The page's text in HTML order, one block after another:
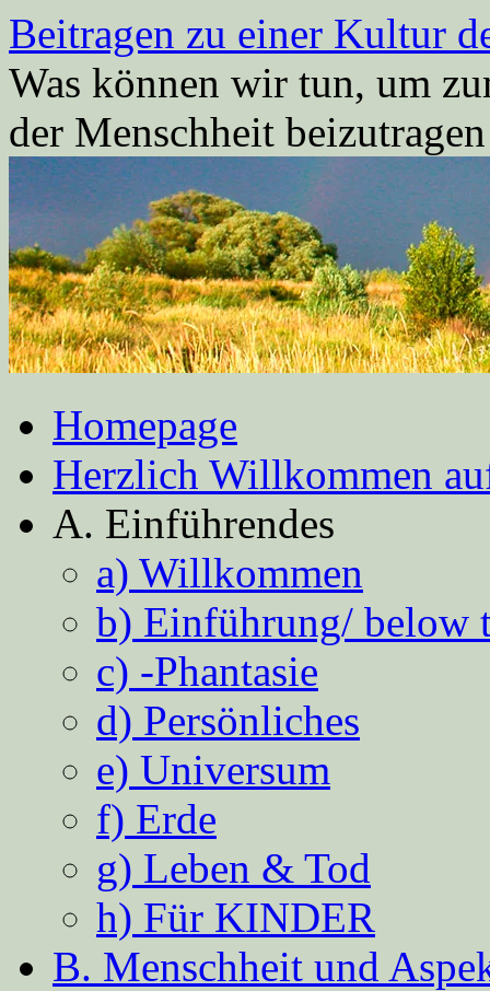
Zum
Inhalt
springen
Beitragen zu einer Kultur
Was können wir tun, um
der Menschheit
Homepage
Herzlich Willkommen
A. Einführendes
a) Willkommen
b) Einführung/ below
c) -Phantasie
d) Persönliches
e) Universum
f) Erde
g) Leben & Tod
h) Für KINDER
B. Menschheit und